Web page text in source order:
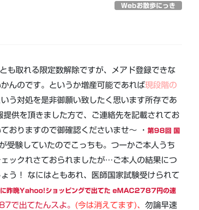
Webお散歩にっき
も取れる限定数解除ですが、メアド登録できな
んのです。というか増産可能であれば現段階の
いう対処を是非御願い致したく思います所存であ
供を頂きました方で、ご連絡先を記載されてお
おりますので御確認くださいませ～ ・ 第98回 国
が受験していたのでこっちも。つーかご本人うち
ックれさておられましたが…ご本人の結果につ
う！ なにはともあれ、医師国家試験受けられて
に昨晩Yahoo!ショッピングで出てた eMAC2787円の速
で出てたんスよ。 (今は消えてます)、 勿論早速